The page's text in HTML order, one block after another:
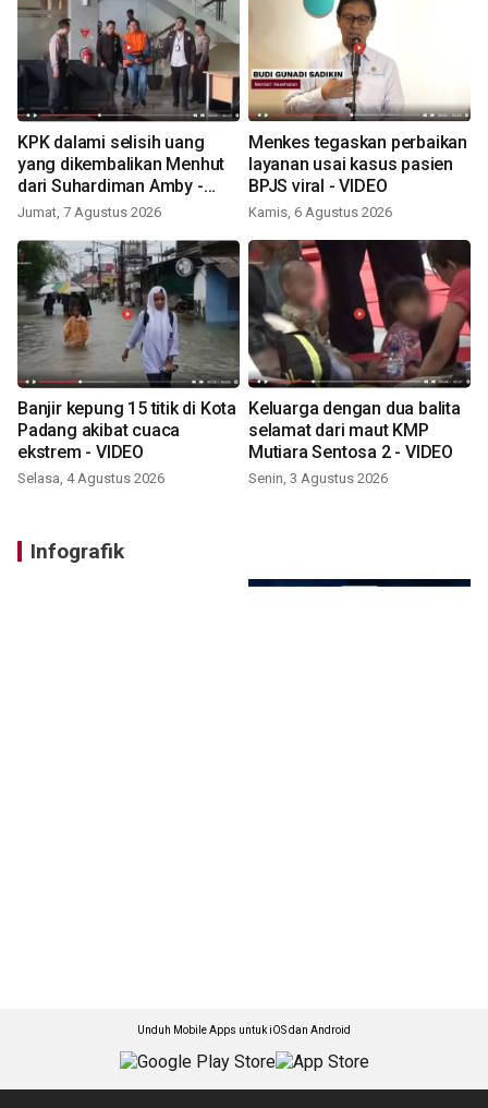
KPK dalami selisih uang
yang dikembalikan Menhut
dari Suhardiman Amby -
VIDEO
Jumat, 7 Agustus 2026
Menkes tegaskan perbaikan
layanan usai kasus pasien
BPJS viral - VIDEO
Kamis, 6 Agustus 2026
Banjir kepung 15 titik di Kota
Padang akibat cuaca
ekstrem - VIDEO
Selasa, 4 Agustus 2026
Keluarga dengan dua balita
selamat dari maut KMP
Mutiara Sentosa 2 - VIDEO
Senin, 3 Agustus 2026
Infografik
Unduh Mobile Apps untuk iOS dan Android